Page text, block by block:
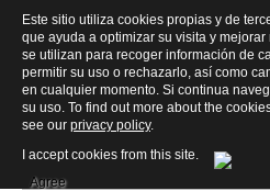
Fotogalería
Página de Inicio
-2
» VIII Gambuesa cientifica -2.
Este sitio utiliza cookies propias y de
que ayuda a optimizar su visita y
se utilizan para recoger información de
permitir su uso o rechazarlo, así como
en cualquier momento. Si continua
su uso. To find out more about the
see our privacy policy.
I accept cookies from this site.
Agree